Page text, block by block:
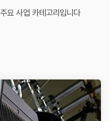
주요 사업 카테고리입니다